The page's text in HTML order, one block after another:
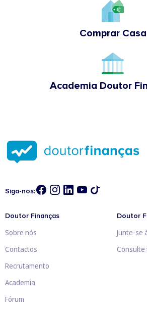
Comprar Casa
Academia Doutor
Siga-nos:
Doutor Finanças
Sobre nós
Contactos
Recrutamento
Academia
Fórum
Doutor
Junte-se
Consulte